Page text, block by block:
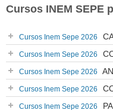
Cursos INEM SEPE
Cursos Inem Sepe 2026
Cursos Inem Sepe 2026
Cursos Inem Sepe 2026
Cursos Inem Sepe 2026
Cursos Inem Sepe 2026